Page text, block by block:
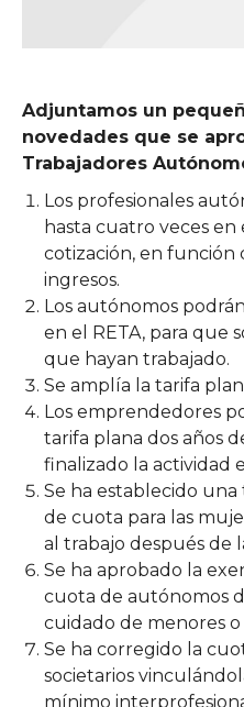
Adjuntamos un
novedades que se
Trabajadores
Los profesionales
hasta cuatro veces en
cotización, en función
ingresos.
Los autónomos
en el RETA, para que
que hayan trabajado.
Se amplía la tarifa
Los emprendedores
tarifa plana dos años
finalizado la actividad
Se ha establecido
de cuota para las
al trabajo después de
Se ha aprobado la
cuota de autónomos
cuidado de menores
Se ha corregido la
societarios
mínimo